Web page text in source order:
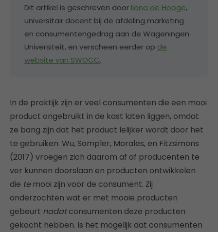
Dit artikel is geschreven door Ilona de Hooge,
universitair docent bij de afdeling marketing
en consumentengedrag aan de Wageningen
Universiteit, en verscheen eerder op de
website van SWOCC.
In de praktijk zijn er veel consumenten die een mooi
product ongebruikt in de kast laten liggen, omdat
ze bang zijn dat het product lelijker wordt door het
te gebruiken. Wu, Sampler, Morales, en Fitzsimons
(2017) vroegen zich daarom af of producenten te
ver kunnen doorslaan en producten ontwikkelen
die temooi zijn voor de consument. Zij
onderzochten wat er met mooie producten
gebeurt nadatconsumenten deze producten
gekocht hebben. Is het mogelijk dat consumenten